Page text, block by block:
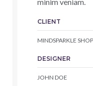
CLIENT
MINDSPARKLE SHOP
DESIGNER
JOHN DOE